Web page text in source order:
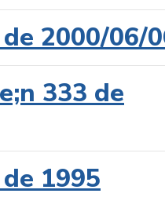
2000/06/
333 de
1995